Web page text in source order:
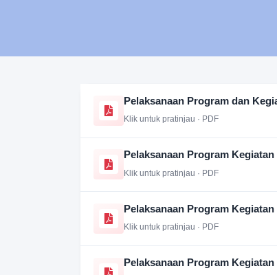
Pelaksanaan Program dan
Klik untuk pratinjau · PDF
Pelaksanaan Program Kegiatan
Klik untuk pratinjau · PDF
Pelaksanaan Program Kegiatan
Klik untuk pratinjau · PDF
Pelaksanaan Program Kegiatan